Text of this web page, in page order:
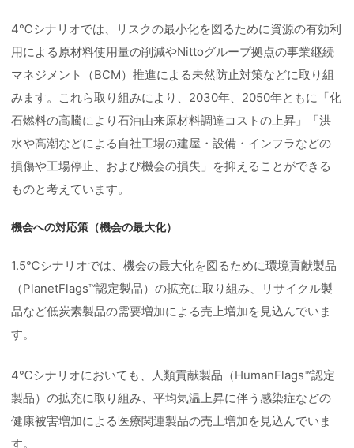
4℃シナリオでは、リスクの最小化を図るために資源の有効利
用による原材料使用量の削減やNittoグループ拠点の事業継続
マネジメント（BCM）推進による未然防止対策などに取り組
みます。これら取り組みにより、2030年、2050年ともに「化
石燃料の高騰により石油由来原材料調達コストの上昇」「洪
水や高潮などによる自社工場の建屋・設備・インフラなどの
損傷や工場停止、および機会の損失」を抑えることができる
ものと考えています。
機会への対応策（機会の最大化）
1.5℃シナリオでは、機会の最大化を図るために環境貢献製品
（PlanetFlags™認定製品）の拡充に取り組み、リサイクル製
品など低炭素製品の需要増加による売上増加を見込んでいま
す。
4℃シナリオにおいても、人類貢献製品（HumanFlags™認定
製品）の拡充に取り組み、平均気温上昇に伴う感染症などの
健康被害増加による医療関連製品の売上増加を見込んでいま
す。